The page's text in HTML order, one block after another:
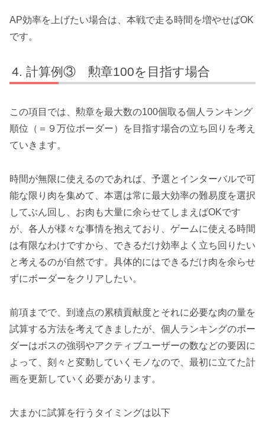
AP効率を上げたい場合は、本戦で走る時間を増やせばOK
です。
計算例③ 勲章100を目指す場合
この項目では、勲章を最大数の100個取る個人ランキング
順位（＝９万位ボーダー）を目指す場合の立ち回りを考え
ていきます。
時間が無限に使えるのであれば、予選とインターバルで可
能な限り肉を集めて、本選は常に最大効率の難易度を選択
してぶん回し、お肉も大量に余らせてしまえばOKです
が、各人が様々な事情を抱えており、 ゲームに使える時間
は有限なわけですから、できるだけ効率よく立ち回りたい
と考えるのが自然です。具体的にはできるだけ肉を余らせ
ずにボーダーをクリア したい。
前項までで、到達点の累積貢献度とそれに必要な肉の量を
試算する方法を考えてきましたが、個人ランキングのボー
ダーはボスの強弱やアクティブユーザーの数などの要因に
よって、刻々と変動していくモノなので、最初に立てた計
画を更新していく必要があります。
大まかに試算を行うタイミングは以下